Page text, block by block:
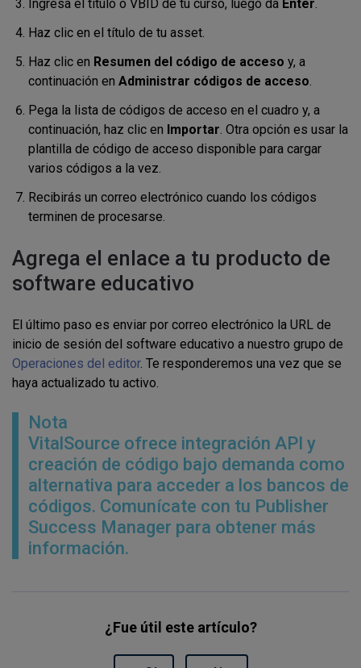
Ingresa el título o VBID de tu curso, luego da Enter.
Haz clic en el título de tu asset.
Haz clic en Resumen del código de acceso y, a
continuación en Administrar códigos de acceso.
Pega la lista de códigos de acceso en el cuadro y, a
continuación, haz clic en Importar. Otra opción es usar la
plantilla de código de acceso disponible para cargar
varios códigos a la vez.
Recibirás un correo electrónico cuando los códigos
terminen de procesarse.
Agrega el enlace a tu producto de
software educativo
El último paso es enviar por correo electrónico la URL de
inicio de sesión del software educativo a nuestro grupo de
Operaciones del editor. Te responderemos una vez que se
haya actualizado tu activo.
Nota
VitalSource ofrece integración API y
creación de código bajo demanda como
alternativa para acceder a los bancos de
códigos. Comunícate con tu Publisher
Success Manager para obtener más
información.
¿Fue útil este artículo?